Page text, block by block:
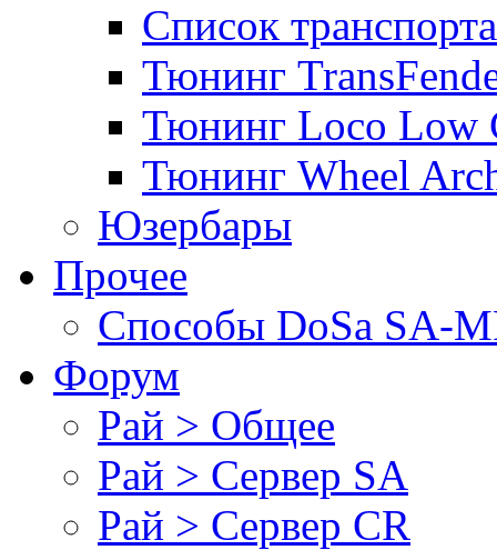
Список транспорта
Тюнинг
Тюнинг Loco Low
Тюнинг Wheel
Юзербары
Прочее
Cпособы DoSа SA-
Форум
Рай > Общее
Рай > Сервер SA
Рай > Сервер CR